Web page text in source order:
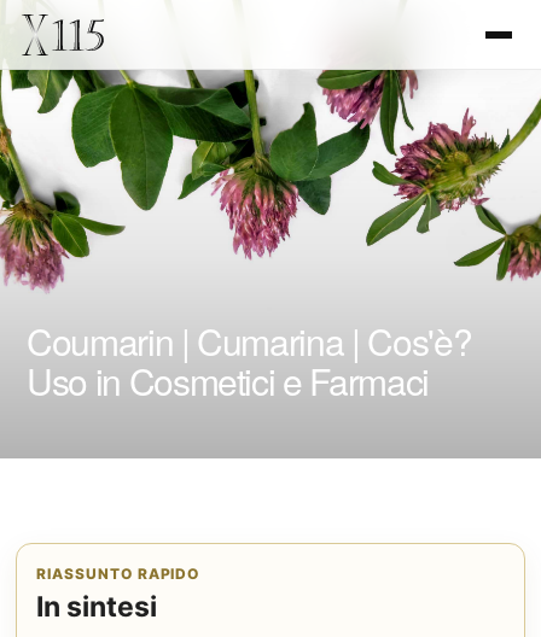
Coumarin | Cumarina | Cos'è?
Uso in Cosmetici e Farmaci
RIASSUNTO RAPIDO
In sintesi